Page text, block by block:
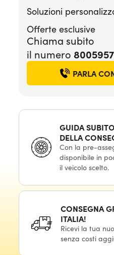
Soluzioni
Offerte esclusive
Chiama subito
il numero
PARLA
GUIDA
DELLA
Con la pre-
disponibile in
il veicolo scelto.
CONSEGNA
ITALIA!
Ricevi la tua
senza costi